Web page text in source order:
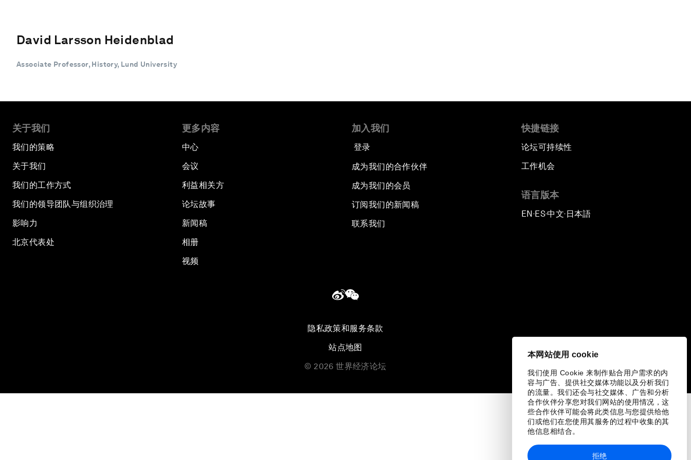
本网站使用 cookie
我们使用 Cookie 来制作贴合用户需求的内
容与广告、提供社交媒体功能以及分析我们
的流量。我们还会与社交媒体、广告和分析
合作伙伴分享您对我们网站的使用情况，这
些合作伙伴可能会将此类信息与您提供给他
们或他们在您使用其服务的过程中收集的其
他信息相结合。
拒绝
David Larsson Heidenblad
Associate Professor, History, Lund University
关于我们
我们的策略
关于我们
我们的工作方式
我们的领导团队与组织治理
影响力
北京代表处
更多内容
中心
会议
利益相关方
论坛故事
新闻稿
相册
视频
加入我们
登录
成为我们的合作伙伴
成为我们的会员
订阅我们的新闻稿
联系我们
快捷链接
论坛可持续性
工作机会
语言版本
EN ▪ES▪中文▪ 日本語
隐私政策和服务条款
站点地图
© 2026 世界经济论坛